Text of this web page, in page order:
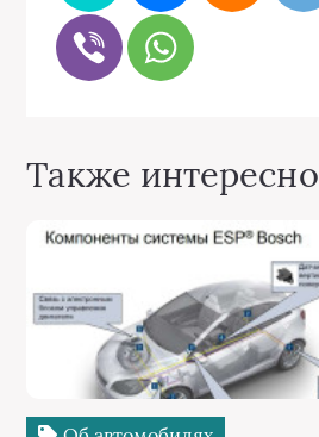
Также интересно